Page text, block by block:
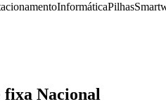
InformáticaPilhas
fixa Nacional